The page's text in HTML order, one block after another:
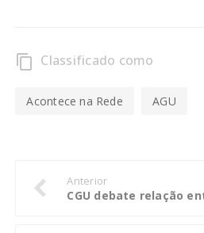
content_copy Classificado como
Acontece na Rede AGU
Anterior